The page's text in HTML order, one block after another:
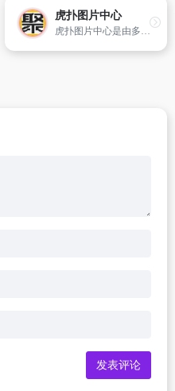
虎扑图片中心
虎扑图片中心是由多资深体育图片爱好者共同分享而成的中国大的体育图片网站,更新快提供精品多的篮球图片,足球图片,赛车图片,网球图片和体育宝贝图片。